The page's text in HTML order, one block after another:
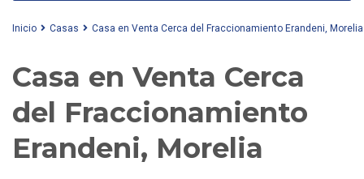
Inicio Casas Casa en Venta Cerca del Fraccionamiento Erandeni, Morelia
Casa en Venta Cerca
del Fraccionamiento
Erandeni, Morelia